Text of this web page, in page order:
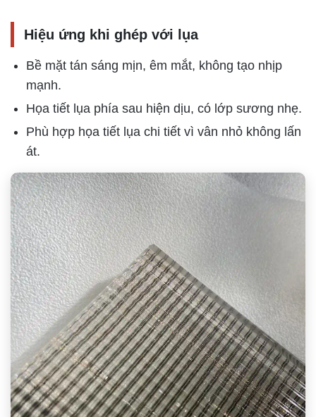
Hiệu ứng khi ghép với lụa
Bề mặt tán sáng mịn, êm mắt, không tạo nhịp
mạnh.
Họa tiết lụa phía sau hiện dịu, có lớp sương nhẹ.
Phù hợp họa tiết lụa chi tiết vì vân nhỏ không lấn
át.